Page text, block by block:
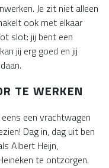
Je zit niet alleen
ook met elkaar
slot: jij bent een
jij erg goed en jij
TE WERKEN
een vrachtwagen
Dag in, dag uit ben
Albert Heijn,
te ontzorgen.